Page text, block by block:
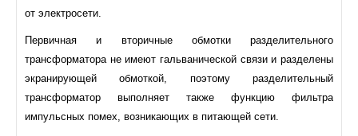
от электросети.
Первичная и вторичные обмотки разделительного
трансформатора не имеют гальванической связи и разделены
экранирующей обмоткой, поэтому разделительный
трансформатор выполняет также функцию фильтра
импульсных помех, возникающих в питающей сети.